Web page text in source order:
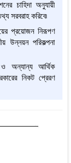
চাহিদা অনুযায়ী
সরবরাহ করিবে৷
প্রয়োজন নিরূপণ
উন্নয়ন পরিকল্পনা
ও অন্যান্য আর্থিক
নিকট প্রেরণ